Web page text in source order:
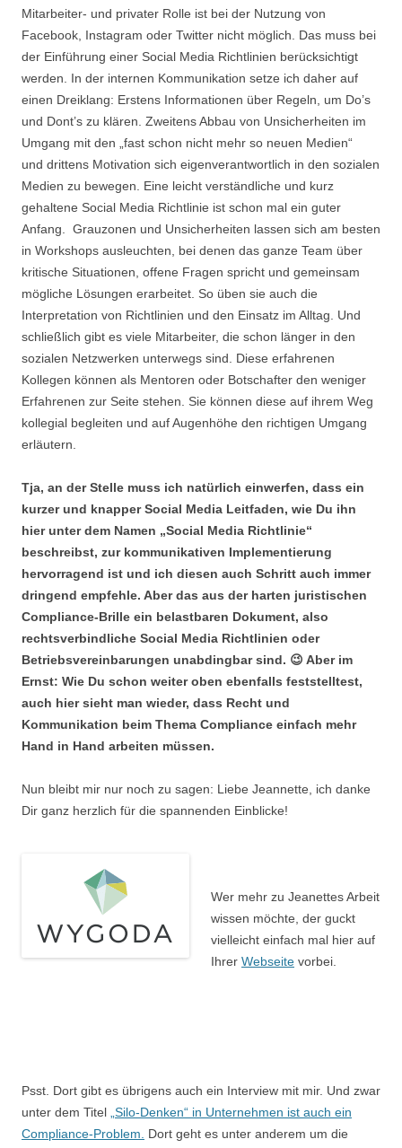
Mitarbeiter- und privater Rolle ist bei der Nutzung von
Facebook, Instagram oder Twitter nicht möglich. Das muss bei
der Einführung einer Social Media Richtlinien berücksichtigt
werden. In der internen Kommunikation setze ich daher auf
einen Dreiklang: Erstens Informationen über Regeln, um Do’s
und Dont’s zu klären. Zweitens Abbau von Unsicherheiten im
Umgang mit den „fast schon nicht mehr so neuen Medien“
und drittens Motivation sich eigenverantwortlich in den sozialen
Medien zu bewegen. Eine leicht verständliche und kurz
gehaltene Social Media Richtlinie ist schon mal ein guter
Anfang. Grauzonen und Unsicherheiten lassen sich am besten
in Workshops ausleuchten, bei denen das ganze Team über
kritische Situationen, offene Fragen spricht und gemeinsam
mögliche Lösungen erarbeitet. So üben sie auch die
Interpretation von Richtlinien und den Einsatz im Alltag. Und
schließlich gibt es viele Mitarbeiter, die schon länger in den
sozialen Netzwerken unterwegs sind. Diese erfahrenen
Kollegen können als Mentoren oder Botschafter den weniger
Erfahrenen zur Seite stehen. Sie können diese auf ihrem Weg
kollegial begleiten und auf Augenhöhe den richtigen Umgang
erläutern.
Tja, an der Stelle muss ich natürlich einwerfen, dass ein
kurzer und knapper Social Media Leitfaden, wie Du ihn
hier unter dem Namen „Social Media Richtlinie“
beschreibst, zur kommunikativen Implementierung
hervorragend ist und ich diesen auch Schritt auch immer
dringend empfehle. Aber das aus der harten juristischen
Compliance-Brille ein belastbaren Dokument, also
rechtsverbindliche Social Media Richtlinien oder
Betriebsvereinbarungen unabdingbar sind. 😉 Aber im
Ernst: Wie Du schon weiter oben ebenfalls feststelltest,
auch hier sieht man wieder, dass Recht und
Kommunikation beim Thema Compliance einfach mehr
Hand in Hand arbeiten müssen.
Nun bleibt mir nur noch zu sagen: Liebe Jeannette, ich danke
Dir ganz herzlich für die spannenden Einblicke!
Wer mehr zu Jeanettes Arbeit
wissen möchte, der guckt
vielleicht einfach mal hier auf
Ihrer Webseite vorbei.
Psst. Dort gibt es übrigens auch ein Interview mit mir. Und zwar
unter dem Titel „Silo-Denken“ in Unternehmen ist auch ein
Compliance-Problem.
Dort geht es unter anderem um die